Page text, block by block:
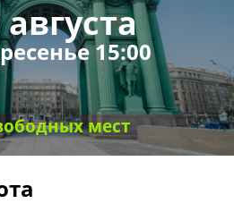
15:00
мест